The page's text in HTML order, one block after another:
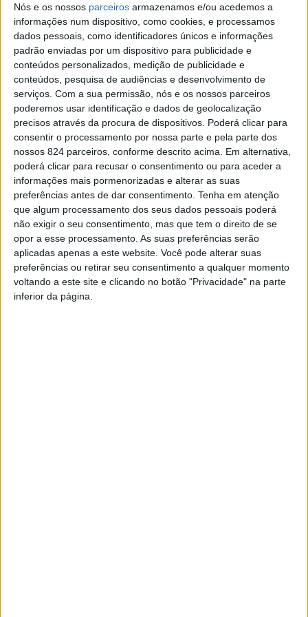
Nós e os nossos parceiros armazenamos e/ou acedemos a
informações num dispositivo, como cookies, e processamos
dados pessoais, como identificadores únicos e informações
padrão enviadas por um dispositivo para publicidade e
conteúdos personalizados, medição de publicidade e
conteúdos, pesquisa de audiências e desenvolvimento de
serviços. Com a sua permissão, nós e os nossos parceiros
poderemos usar identificação e dados de geolocalização
precisos através da procura de dispositivos. Poderá clicar para
consentir o processamento por nossa parte e pela parte dos
nossos 824 parceiros, conforme descrito acima. Em alternativa,
poderá clicar para recusar o consentimento ou para aceder a
informações mais pormenorizadas e alterar as suas
preferências antes de dar consentimento. Tenha em atenção
que algum processamento dos seus dados pessoais poderá
não exigir o seu consentimento, mas que tem o direito de se
opor a esse processamento. As suas preferências serão
aplicadas apenas a este website. Você pode alterar suas
preferências ou retirar seu consentimento a qualquer momento
voltando a este site e clicando no botão "Privacidade" na parte
inferior da página.
Autocaravanas de
Oliveira de Azeméis
> Durante este encontro são esperadas muitas dezenas de
autocaravanistas de todo o país.